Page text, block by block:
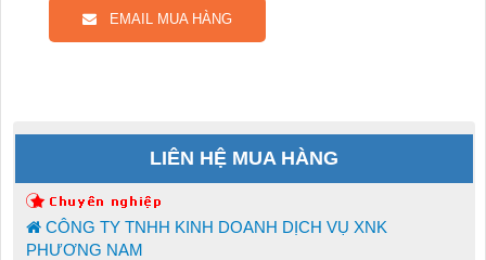
EMAIL MUA HÀNG
LIÊN HỆ MUA HÀNG
CÔNG TY TNHH KINH DOANH DỊCH VỤ XNK
PHƯƠNG NAM